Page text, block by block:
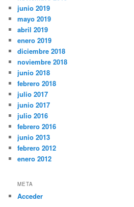
junio 2019
mayo 2019
abril 2019
enero 2019
diciembre 2018
noviembre 2018
junio 2018
febrero 2018
julio 2017
junio 2017
julio 2016
febrero 2016
junio 2013
febrero 2012
enero 2012
META
Acceder